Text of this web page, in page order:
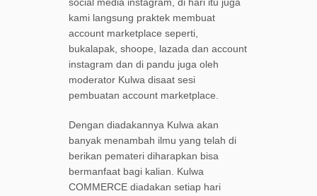
kami langsung praktek membuat
account marketplace seperti,
bukalapak, shoope, lazada dan account
instagram dan di pandu juga oleh
moderator Kulwa disaat sesi
pembuatan account marketplace.
Dengan diadakannya Kulwa akan
banyak menambah ilmu yang telah di
berikan pemateri diharapkan bisa
bermanfaat bagi kalian. Kulwa
COMMERCE diadakan setiap hari